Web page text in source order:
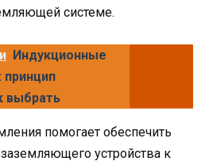
системе.
Индукционные
принцип
выбрать
помогает обеспечить
устройства к